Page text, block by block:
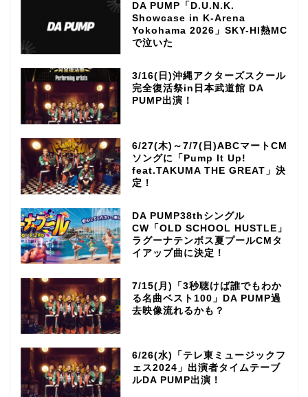
DA PUMP「D.U.N.K.
Showcase in K-Arena
Yokohama 2026」SKY-HI熱MC
で泣いた
3/16(日)沖縄アクターズスクール
完全復活祭in日本武道館 DA
PUMP出演！
6/27(木)～7/7(日)ABCマートCM
ソングに「Pump It Up!
feat.TAKUMA THE GREAT」決
定！
DA PUMP38thシングル
CW「OLD SCHOOL HUSTLE」
ラグーナテンボス夏プールCMタ
イアップ曲に決定！
7/15(月)「3秒聴けば誰でもわか
る名曲ベスト100」DA PUMP過
去映像流れるかも？
6/26(水)「テレ東ミュージックフ
ェス2024」出演者タイムテーブ
ルDA PUMP出演！